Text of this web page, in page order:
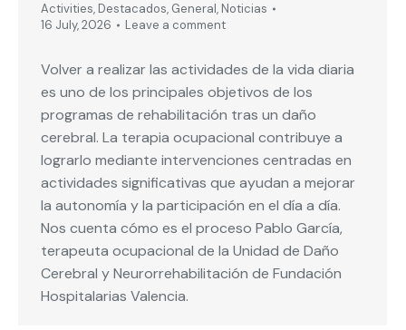
Activities, Destacados, General, Noticias
16 July, 2026
Leave a comment
Volver a realizar las actividades de la vida diaria
es uno de los principales objetivos de los
programas de rehabilitación tras un daño
cerebral. La terapia ocupacional contribuye a
lograrlo mediante intervenciones centradas en
actividades significativas que ayudan a mejorar
la autonomía y la participación en el día a día.
Nos cuenta cómo es el proceso Pablo García,
terapeuta ocupacional de la Unidad de Daño
Cerebral y Neurorrehabilitación de Fundación
Hospitalarias Valencia.